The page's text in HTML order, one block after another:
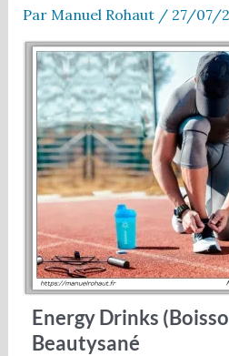
Par Manuel Rohaut / 27/07/
Energy Drinks
Beautysané